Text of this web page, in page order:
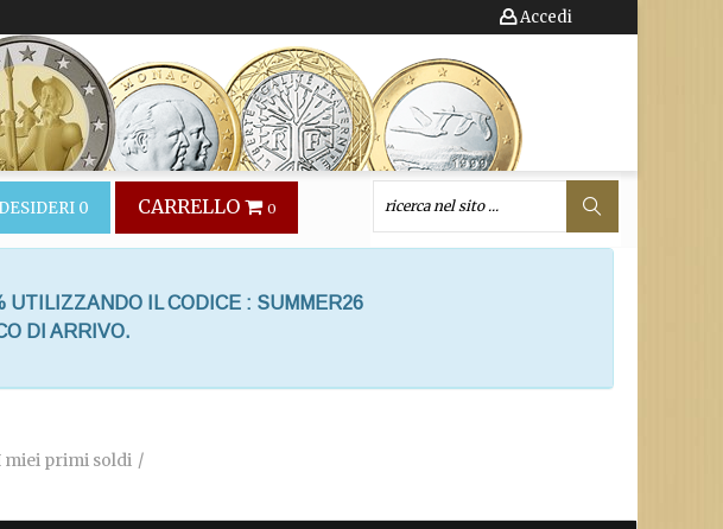
Accedi
0 CARRELLO 0
UTILIZZANDO IL CODICE : SUMMER26
DI ARRIVO.
miei primi soldi